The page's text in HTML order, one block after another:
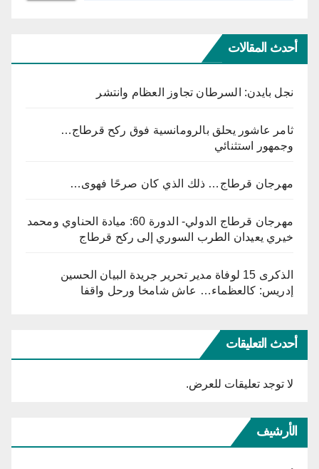
أحدث المقالات
نجل بايدن: السرطان تجاوز العظام وانتشر
ثامر عاشور يحلق بالرومانسية فوق ركح قرطاج…
وجمهور استثنائي
مهرجان قرطاج… ذلك الذي كان صرحًا فهوى…
مهرجان قرطاج الدولي- الدورة 60: ميادة الحناوي ومحمد
خيري يعيدان الطرب السوري إلى ركح قرطاج
الذكرى 15 لوفاة مدير تحرير جريدة البيان الحسين
إدريس: كالعظماء… عاش شامخا ورحل واقفا
أحدث التعليقات
لا توجد تعليقات للعرض.
الأرشيف